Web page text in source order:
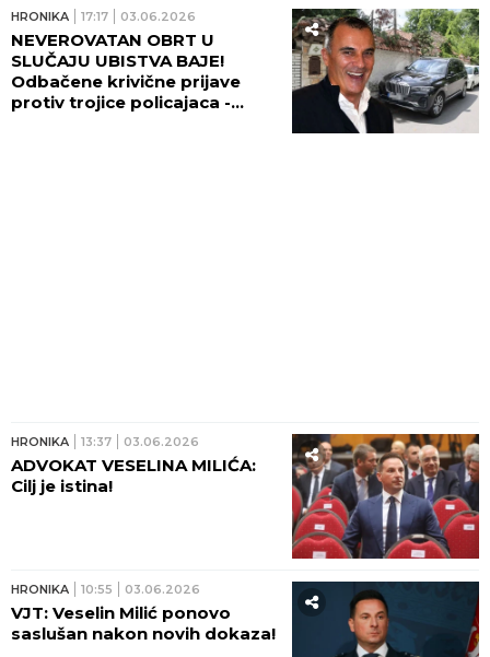
HRONIKA 17:17 03.06.2026
NEVEROVATAN OBRT U
SLUČAJU UBISTVA BAJE!
Odbačene krivične prijave
protiv trojice policajaca -
HRONIKA 13:37 03.06.2026
ADVOKAT VESELINA MILIĆA:
Cilj je istina!
HRONIKA 10:55 03.06.2026
VJT: Veselin Milić ponovo
saslušan nakon novih dokaza!